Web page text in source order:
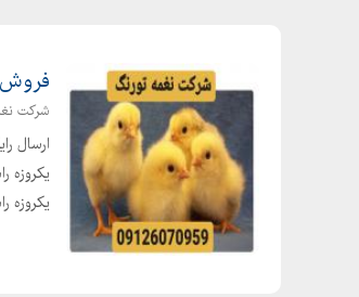
شرکت
یکروزه راس 308 را